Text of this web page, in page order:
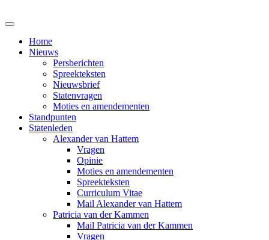
Home
Nieuws
Persberichten
Spreekteksten
Nieuwsbrief
Statenvragen
Moties en amendementen
Standpunten
Statenleden
Alexander van Hattem
Vragen
Opinie
Moties en amendementen
Spreekteksten
Curriculum Vitae
Mail Alexander van Hattem
Patricia van der Kammen
Mail Patricia van der Kammen
Vragen